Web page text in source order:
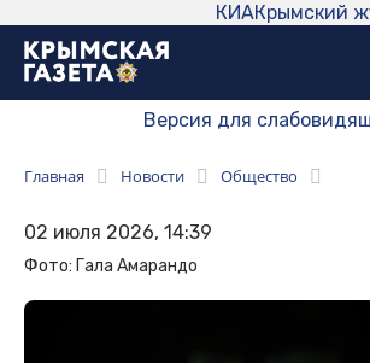
Крымский
КИА
Версия для
Главная Новости Общество
02 июля 2026, 14:39
Фото: Гала Амарандо